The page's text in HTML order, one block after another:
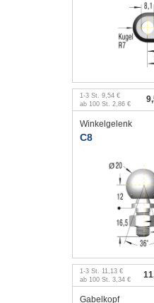
1 -3 St. 9,54 €
ab 100 St. 2,86 €
Winkelgelenk
C8
1 -3 St. 11,13 €
ab 100 St. 3,34 €
Gabelkopf